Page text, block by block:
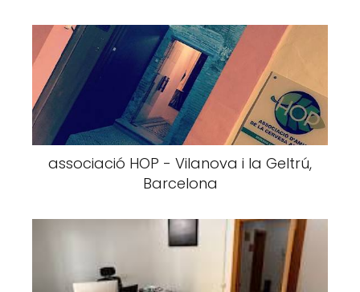
associació HOP - Vilanova i la Geltrú,
Barcelona